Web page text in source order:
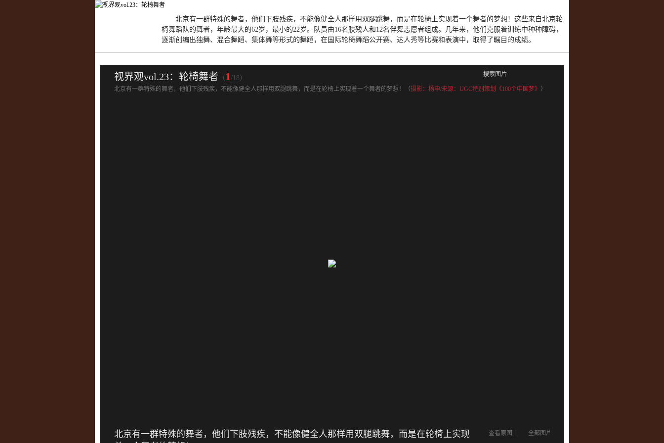
北京有一群特殊的舞者，他们下肢残疾，不能像健全人那样用双腿跳舞，而是在轮椅上实现着一个舞者的梦想！这些来自北京轮
椅舞蹈队的舞者，年龄最大的62岁，最小的22岁。队员由16名肢残人和12名伴舞志愿者组成。几年来，他们克服着训练中种种障碍，
逐渐创编出独舞、混合舞蹈、集体舞等形式的舞蹈，在国际轮椅舞蹈公开赛、达人秀等比赛和表演中，取得了瞩目的成绩。
搜索图片
视界观vol.23：轮椅舞者 （ 1/18）
北京有一群特殊的舞者，他们下肢残疾，不能像健全人那样用双腿跳舞，而是在轮椅上实现着一个舞者的梦想！（摄影：杨申/来源：UGC特别策划《100个中国梦》 ）
查看原图 全部图片
北京有一群特殊的舞者，他们下肢残疾，不能像健全人那样用双腿跳舞，而是在轮椅上实现